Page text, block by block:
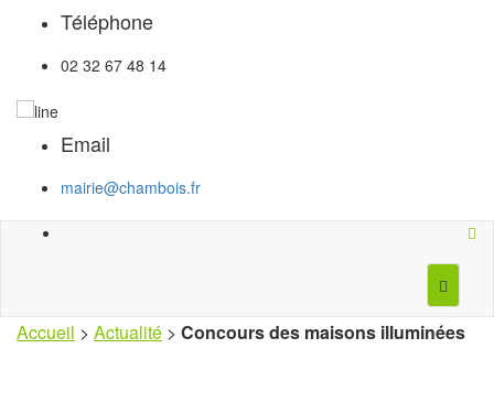
Téléphone
02 32 67 48 14
Email
mairie@chambois.fr
Accueil > Actualité > Concours des maisons illuminées